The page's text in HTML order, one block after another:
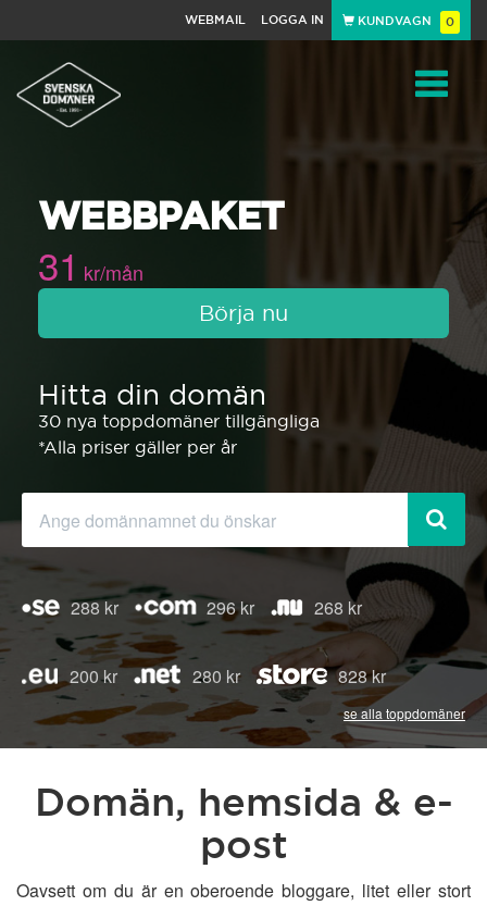
WEBMAIL LOGGA IN KUNDVAGN 0
Toggle
WEBBPAKET
31 kr/mån
Börja nu
Hitta din domän
30 nya toppdomäner tillgängliga
*Alla priser gäller per år
288 kr 296 kr 268 kr
200 kr 280 kr 828 kr
se alla toppdomäner
Domän, hemsida & e-
post
Oavsett om du är en oberoende bloggare, litet eller stort